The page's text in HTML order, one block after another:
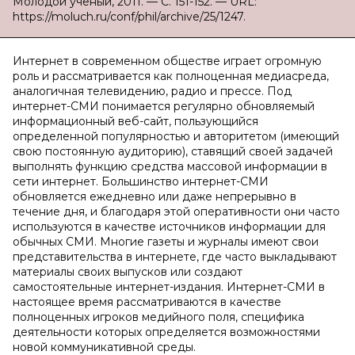
https://moluch.ru/conf/phil/archive/25/1247.
Интернет в современном обществе играет огромную
роль и рассматривается как полноценная медиасреда,
аналогичная телевидению, радио и прессе. Под
интернет-СМИ понимается регулярно обновляемый
информационный веб-сайт, пользующийся
определенной популярностью и авторитетом (имеющий
свою постоянную аудиторию), ставящий своей задачей
выполнять функцию средства массовой информации в
сети интернет. Большинство интернет-СМИ
обновляется ежедневно или даже непрерывно в
течение дня, и благодаря этой оперативности они часто
используются в качестве источников информации для
обычных СМИ. Многие газеты и журналы имеют свои
представительства в интернете, где часто выкладывают
материалы своих выпусков или создают
самостоятельные интернет-издания. Интернет-СМИ в
настоящее время рассматриваются в качестве
полноценных игроков медийного поля, специфика
деятельности которых определяется возможностями
новой коммуникативной среды.